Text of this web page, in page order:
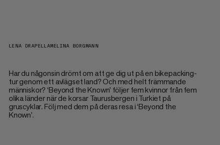
LENA DRAPELLAMELINA BORGMANN
Har du någonsin drömt om att ge dig ut på en bikepacking-
tur genom ett avlägset land? Och med helt främmande
människor? ‘Beyond the Known’ följer fem kvinnor från fem
olika länder när de korsar Taurusbergen i Turkiet på
gruscyklar. Följ med dem på deras resa i ‘Beyond the
Known’.